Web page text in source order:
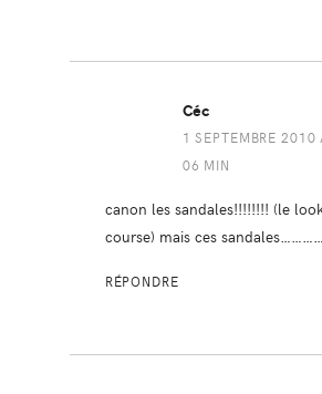
Céc
1 SEPTEMBRE 2010
06 MIN
canon les sandales!!!!!!!! (le
course) mais ces
RÉPONDRE